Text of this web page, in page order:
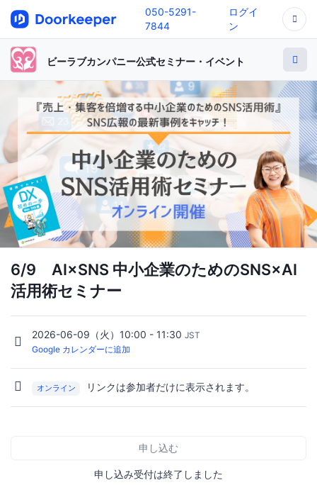
050-5291-
7844
ログイ
ン
ビーラブカンパニー公式セミナー・イベント
6/9 AI×SNS 中小企業のためのSNS×AI
活用術セミナー
2026-06-09（火）10:00 - 11:30 JST
Google カレンダーに追加
オンライン リンクは参加者だけに表示されます。
申し込む
申し込み受付は終了しました